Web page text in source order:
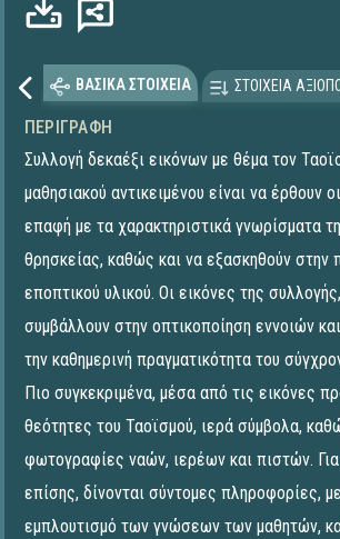
ΒΑΣΙΚΑ ΣΤΟΙΧΕΙΑ ΣΤΟΙΧΕΙΑ
ΠΕΡΙΓΡΑΦΉ
Συλλογή δεκαέξι εικόνων με θέμα τον
μαθησιακού αντικειμένου είναι να έρθουν
επαφή με τα χαρακτηριστικά γνωρίσματα
θρησκείας, καθώς και να εξασκηθούν στην
εποπτικού υλικού. Οι εικόνες της
συμβάλλουν στην οπτικοποίηση εννοιών
την καθημερινή πραγματικότητα του
Πιο συγκεκριμένα, μέσα από τις εικόνες
θεότητες του Ταοϊσμού, ιερά σύμβολα,
φωτογραφίες ναών, ιερέων και πιστών.
επίσης, δίνονται σύντομες πληροφορίες,
εμπλουτισμό των γνώσεων των μαθητών,